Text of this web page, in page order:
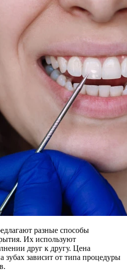
разные способы
Их используют
друг к другу. Цена
зубах зависит от типа процедуры